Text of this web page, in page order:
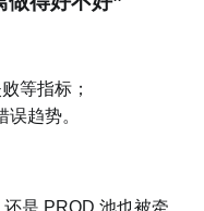
等指标；
趋势。